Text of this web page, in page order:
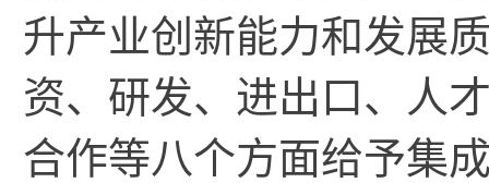
升产业创新能力和发展
资、研发、进出口、人
合作等八个方面给予集